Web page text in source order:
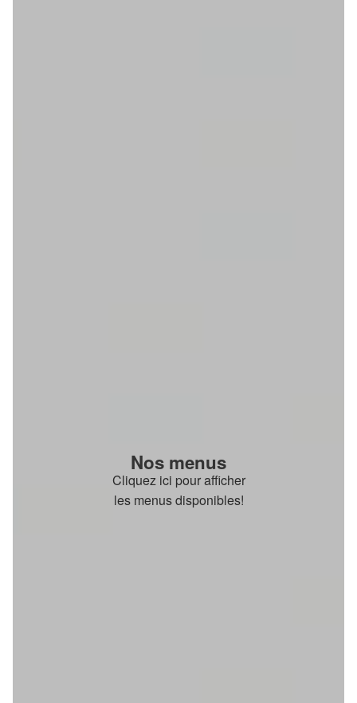
Nos menus
Cliquez ici pour afficher
les menus disponibles!